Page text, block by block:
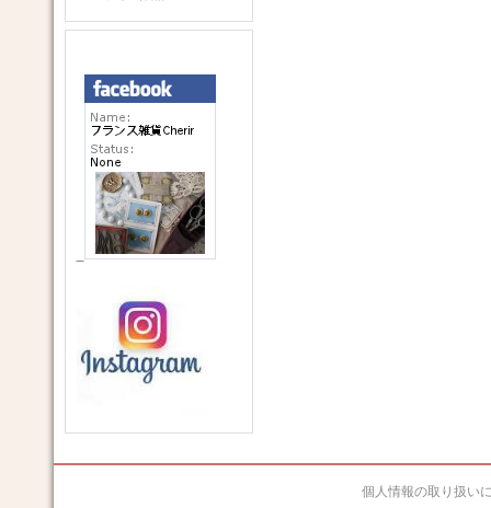
個人情報の取り扱い